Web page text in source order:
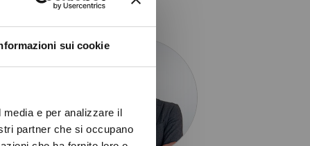
sui cookie
e per analizzare il
partner che si occupano